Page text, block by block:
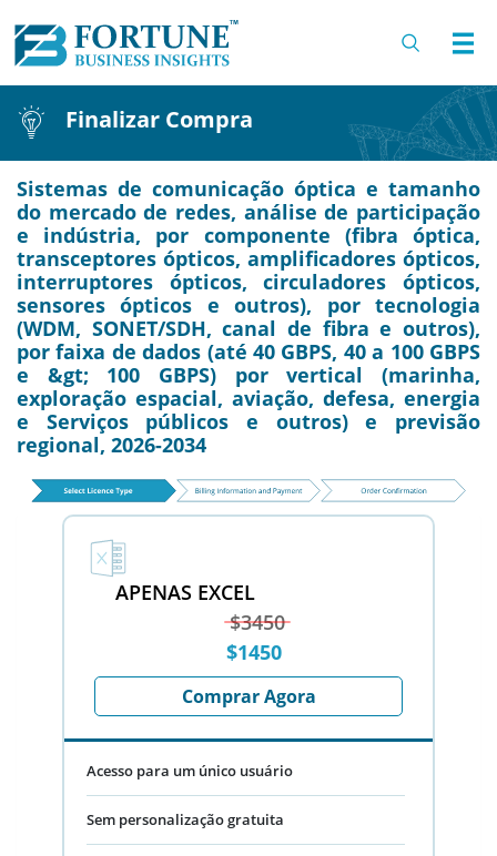
Finalizar Compra
Sistemas de comunicação óptica e tamanho
do mercado de redes, análise de participação
e indústria, por componente (fibra óptica,
transceptores ópticos, amplificadores ópticos,
interruptores ópticos, circuladores ópticos,
sensores ópticos e outros), por tecnologia
(WDM, SONET/SDH, canal de fibra e outros),
por faixa de dados (até 40 GBPS, 40 a 100 GBPS
e &gt; 100 GBPS) por vertical (marinha,
exploração espacial, aviação, defesa, energia
e Serviços públicos e outros) e previsão
regional, 2026-2034
APENAS EXCEL
$3450
$1450
Comprar Agora
Acesso para um único usuário
Sem personalização gratuita